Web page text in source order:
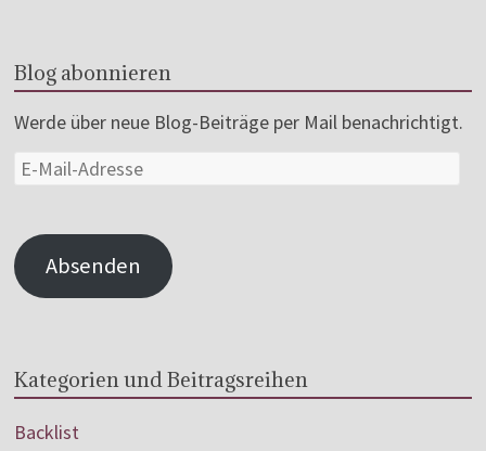
Blog abonnieren
Werde über neue Blog-Beiträge per Mail benachrichtigt.
Absenden
Kategorien und Beitragsreihen
Backlist